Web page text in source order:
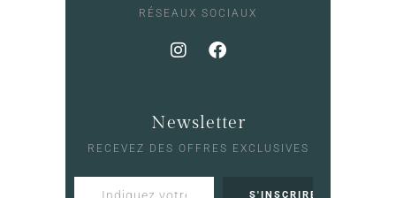
RÉSEAUX SOCIAUX
Newsletter
RECEVEZ DES OFFRES EXCLUSIVES